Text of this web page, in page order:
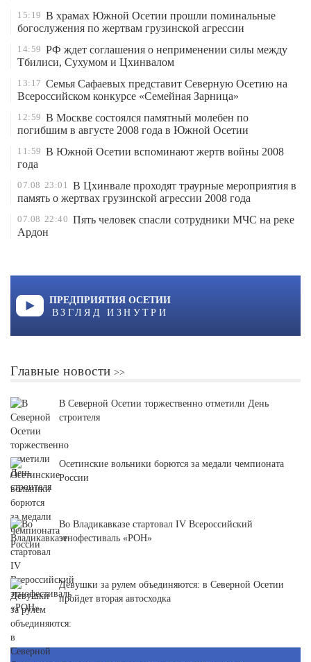
15:19 В храмах Южной Осетии прошли поминальные
богослужения по жертвам грузинской агрессии
14:59 РФ ждет соглашения о неприменении силы между
Тбилиси, Сухумом и Цхинвалом
13:17 Семья Сафаевых представит Северную Осетию на
Всероссийском конкурсе «Семейная Зарница»
12:59 В Москве состоялся памятный молебен по
погибшим в августе 2008 года в Южной Осетии
11:59 В Южной Осетии вспоминают жертв войны 2008
года
07.08 23:01 В Цхинвале проходят траурные мероприятия в
память о жертвах грузинской агрессии 2008 года
07.08 22:40 Пять человек спасли сотрудники МЧС на реке
Ардон
ПРЕДПРИЯТИЯ ОСЕТИИ
ВЗГЛЯД ИЗНУТРИ
Главные новости
В Северной Осетии торжественно отметили День
строителя
Осетинские вольники борются за медали чемпионата
России
Во Владикавказе стартовал IV Всероссийский
этнофестиваль «РОН»
Девушки за рулем объединяются: в Северной Осетии
пройдет вторая автосходка